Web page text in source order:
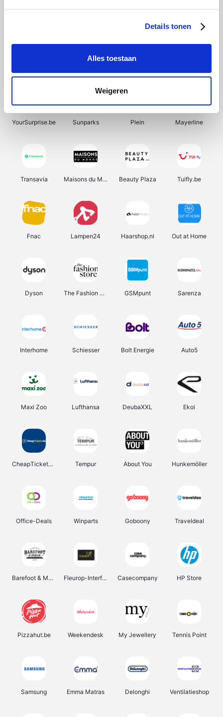
Details tonen
Alles toestaan
Weigeren
SupraBazar Shein Bergfreunde Smartwatchbanden
YourSurprise.be Sunparks Plein Mayerline
Transavia Maisons du Monde Beauty Plaza Tuifly.be
Fnac Lampen24 Haarshop.nl Out at Home
Dyson The Fashion Store GSMpunt Sarenza
Interhome Schiesser Bolt Energie Auto5
Maxi Zoo Lufthansa DeubaXXL Ekoi
CheapTickets.be Tempur About You Hunkemöller
Office-Deals Winparts Goboony Traveldeal
Barefoot & More Fleurop-Interflora Casecompany HP Store
Pizzahut.be Weekendesk My Jewellery Tennis Point
Samsung Emma Matras Delonghi Ventilatieshop